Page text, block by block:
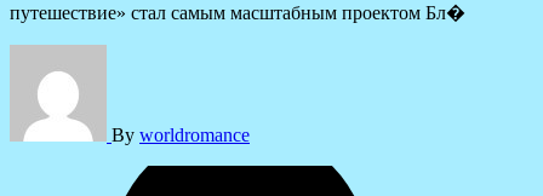
путешествие» стал самым масштабным проектом Бл�
By worldromance